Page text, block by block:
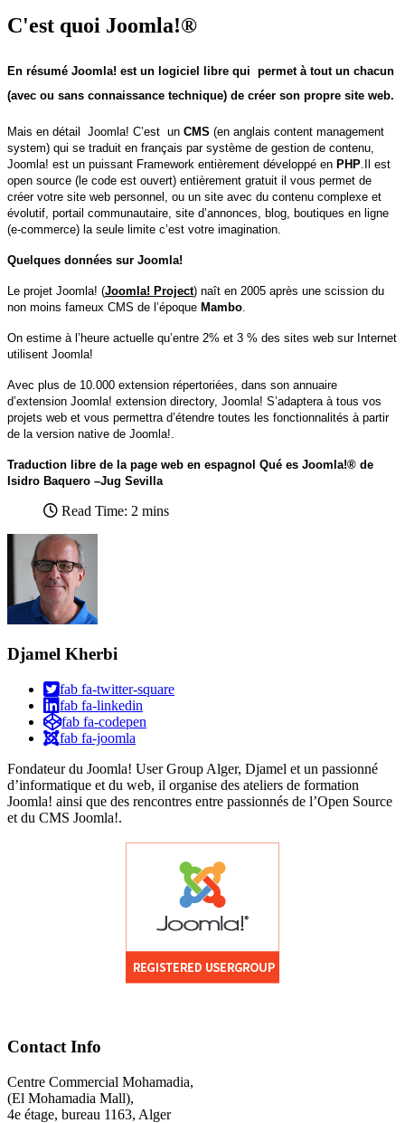
C'est quoi Joomla!®
En résumé Joomla! est un logiciel libre qui permet à tout un chacun
(avec ou sans connaissance technique) de créer son propre site web.
Mais en détail Joomla! C’est un CMS (en anglais content management
system) qui se traduit en français par système de gestion de contenu,
Joomla! est un puissant Framework entièrement développé en PHP .Il est
open source (le code est ouvert) entièrement gratuit il vous permet de
créer votre site web personnel, ou un site avec du contenu complexe et
évolutif, portail communautaire, site d’annonces, blog, boutiques en ligne
(e-commerce) la seule limite c’est votre imagination.
Quelques données sur Joomla!
Le projet Joomla! (Joomla! Project) naît en 2005 après une scission du
non moins fameux CMS de l’époque Mambo
On estime à l’heure actuelle qu’entre 2% et 3 % des sites web sur Internet
utilisent Joomla!
Avec plus de 10.000 extension répertoriées, dans son annuaire
d’extension Joomla! extension directory, Joomla! S’adaptera à tous vos
projets web et vous permettra d’étendre toutes les fonctionnalités à partir
de la version native de Joomla!.
Traduction libre de la page web en espagnol Qué es Joomla!® de
Isidro Baquero –Jug Sevilla
Read Time: 2 mins
Djamel Kherbi
fab fa-twitter-square
fab fa-linkedin
fab fa-codepen
fab fa-joomla
Fondateur du Joomla! User Group Alger, Djamel et un passionné
d’informatique et du web, il organise des ateliers de formation
Joomla! ainsi que des rencontres entre passionnés de l’Open Source
et du CMS Joomla!.
Contact Info
Centre Commercial Mohamadia,
(El Mohamadia Mall),
4e étage, bureau 1163, Alger